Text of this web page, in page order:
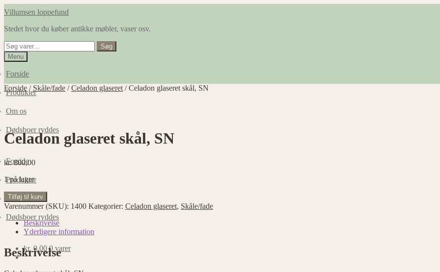
Spring
navigation
Spring
indhold
Villumsen loppefund
Stedet hvor du køber antikke møbler, vaser osv.
Søg
efter:
Søg
Menu
Forside
Produkter
Om os
Dødsboer ryddes
Forside
Produkter
Om os
Dødsboer ryddes
kr. 0,00 0 varer
Forside / Skåle/fade /Celadon glaseret /Celadon glaseret skål, SN
Celadon glaseret skål, SN
kr.800,00
1 på lager
Celadon
glaseret
skål,
SN
antal
Tilføj til kurv
Varenummer (SKU): 1400 Kategorier: Celadon glaseret, Skåle/fade
Beskrivelse
Yderligere information
Beskrivelse